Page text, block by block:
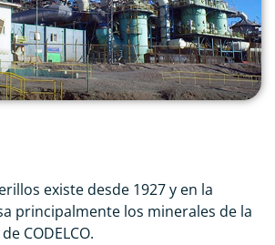
existe desde 1927 y en la
principalmente los minerales de la
CODELCO.